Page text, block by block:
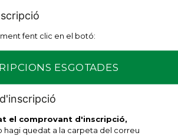
fent clic en el botó:
ESGOTADES
el comprovant d'inscripció,
hagi quedat a la carpeta del correu